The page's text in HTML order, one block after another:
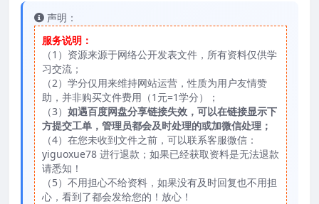
声明：
服务说明：
（1）资源来源于网络公开发表文件，所有资料仅供学
习交流；
（2）学分仅用来维持网站运营，性质为用户友情赞
助，并非购买文件费用（1元=1学分）；
（3） 如遇百度网盘分享链接失效，可以在链接显示下
方提交工单，管理员都会及时处理的或加微信处理；
（4）在您未收到文件之前，可以联系客服微信：
yiguoxue78 进行退款；如果已经获取资料是无法退款
请悉知！
（5）不用担心不给资料，如果没有及时回复也不用担
心，看到了都会发给您的！放心！